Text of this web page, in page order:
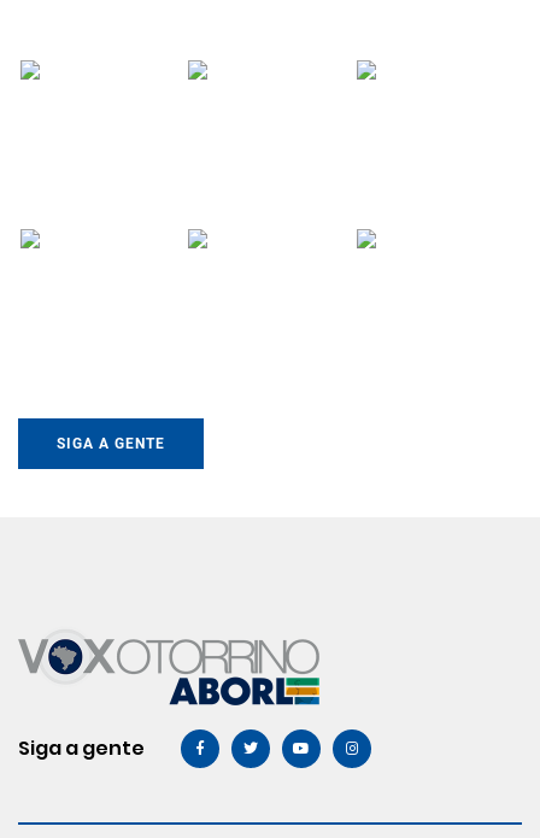
SIGA A GENTE
Siga a gente